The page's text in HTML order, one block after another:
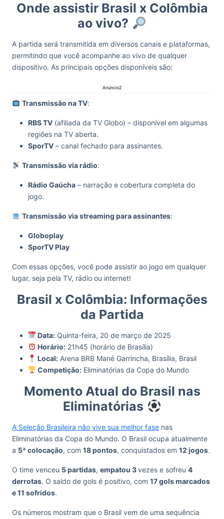
Onde assistir Brasil x Colômbia
ao vivo?
A partida será transmitida em diversos canais e plataformas,
permitindo que você acompanhe ao vivo de qualquer
dispositivo. As principais opções disponíveis são:
Anúncio2
Transmissão na TV:
RBS TV (afiliada da TV Globo) – disponível em algumas
regiões na TV aberta.
SporTV – canal fechado para assinantes.
Transmissão via rádio:
Rádio Gaúcha – narração e cobertura completa do
jogo.
Transmissão via streaming para assinantes:
Globoplay
SporTV Play
Com essas opções, você pode assistir ao jogo em qualquer
lugar, seja pela TV, rádio ou internet!
Brasil x Colômbia: Informações
da Partida
Data:Quinta-feira, 20 de março de 2025
Horário:21h45 (horário de Brasília)
Local:Arena BRB Mané Garrincha, Brasília, Brasil
Competição:Eliminatórias da Copa do Mundo
Momento Atual do Brasil nas
Eliminatórias
A Seleção Brasileira não vive sua melhor fase nas
Eliminatórias da Copa do Mundo. O Brasil ocupa atualmente
a 5ª colocação, com 18 pontos, conquistados em 12 jogos.
O time venceu 5 partidas, empatou 3vezes e sofreu 4
derrotas. O saldo de gols é positivo, com 17 gols marcados
e 11 sofridos.
Os números mostram que o Brasil vem de uma sequência